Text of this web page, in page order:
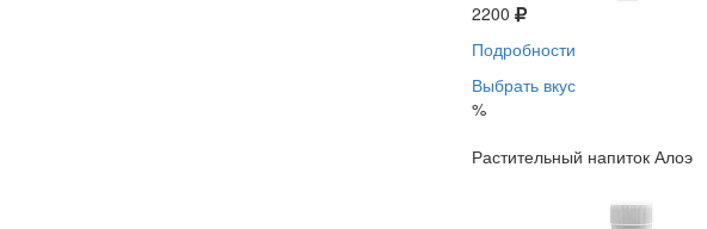
2200
Подробности
Выбрать вкус
%
Растительный напиток Алоэ